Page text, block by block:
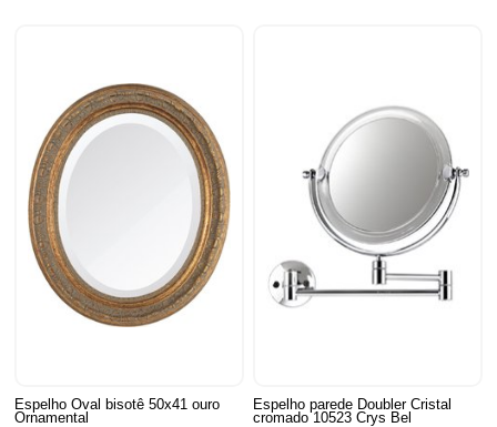
Espelho Oval bisotê 50x41 ouro
Ornamental
Espelho parede Doubler Cristal
cromado 10523 Crys Bel